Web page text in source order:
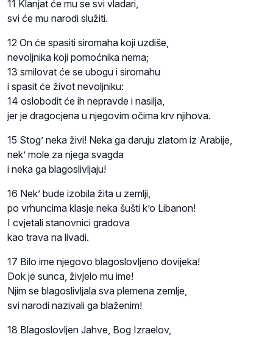
11 Klanjat će mu se svi vladari,
svi će mu narodi služiti.
12 On će spasiti siromaha koji uzdiše,
nevoljnika koji pomoćnika nema;
13 smilovat će se ubogu i siromahu
i spasit će život nevoljniku:
14 oslobodit će ih nepravde i nasilja,
jer je dragocjena u njegovim očima krv njihova.
15 Stog’ neka živi! Neka ga daruju zlatom iz Arabije,
nek’ mole za njega svagda
i neka ga blagoslivljaju!
16 Nek’ bude izobila žita u zemlji,
po vrhuncima klasje neka šušti k’o Libanon!
I cvjetali stanovnici gradova
kao trava na livadi.
17 Bilo ime njegovo blagoslovljeno dovijeka!
Dok je sunca, živjelo mu ime!
Njim se blagoslivljala sva plemena zemlje,
svi narodi nazivali ga blaženim!
18 Blagoslovljen Jahve, Bog Izraelov,